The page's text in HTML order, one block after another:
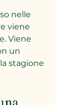
nelle
viene
Viene
un
stagione